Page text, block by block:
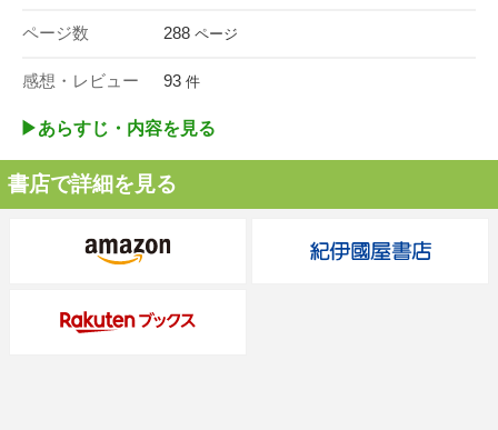
ページ数 288 ページ
感想・レビュー 93 件
▶︎あらすじ・内容を見る
書店で詳細を見る